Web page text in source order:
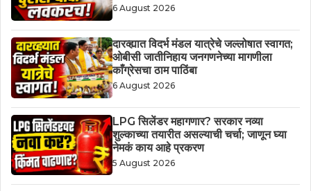
6 August 2026
दारव्ह्यात विदर्भ मंडल यात्रेचे जल्लोषात स्वागत;
ओबीसी जातीनिहाय जनगणनेच्या मागणीला
काँग्रेसचा ठाम पाठिंबा
6 August 2026
LPG सिलेंडर महागणार? सरकार नव्या
शुल्काच्या तयारीत असल्याची चर्चा; जाणून घ्या
नेमकं काय आहे प्रकरण
5 August 2026